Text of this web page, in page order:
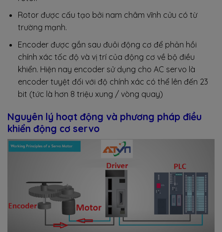
Rotor được cấu tạo bởi nam châm vĩnh cửu có từ
trường mạnh.
Encoder được gắn sau đuôi động cơ để phản hồi
chính xác tốc độ và vị trí của động cơ về bộ điều
khiển. Hiện nay encoder sử dụng cho AC servo là
encoder tuyệt đối với độ chính xác có thể lên đến 23
bit (tức là hơn 8 triệu xung / vòng quay)
Nguyên lý hoạt động và phương pháp điều
khiển động cơ servo